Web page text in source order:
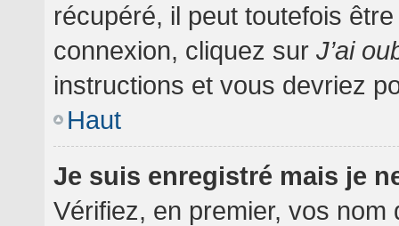
récupéré, il peut toutefois
connexion, cliquez sur J’ai
instructions et vous devriez
Haut
Je suis enregistré mais je
Vérifiez, en premier, vos nom